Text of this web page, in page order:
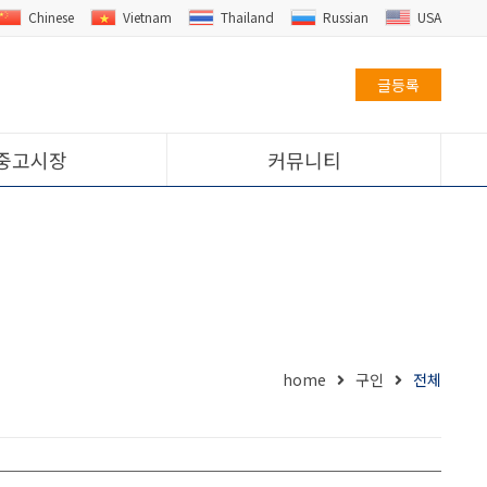
Chinese Vietnam Thailand Russian USA
글등록
고시장 커뮤니티
home 구인 전체